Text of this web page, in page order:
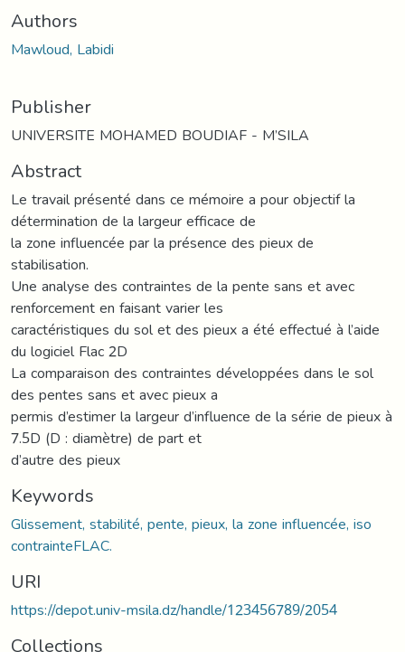
Authors
Mawloud, Labidi
Publisher
UNIVERSITE MOHAMED BOUDIAF - M’SILA
Abstract
Le travail présenté dans ce mémoire a pour objectif la
détermination de la largeur efficace de
la zone influencée par la présence des pieux de
stabilisation.
Une analyse des contraintes de la pente sans et avec
renforcement en faisant varier les
caractéristiques du sol et des pieux a été effectué à l’aide
du logiciel Flac 2D
La comparaison des contraintes développées dans le sol
des pentes sans et avec pieux a
permis d’estimer la largeur d’influence de la série de pieux à
7.5D (D : diamètre) de part et
d’autre des pieux
Keywords
Glissement, stabilité, pente, pieux, la zone influencée, iso
contrainteFLAC.
URI
https://depot.univ-msila.dz/handle/123456789/2054